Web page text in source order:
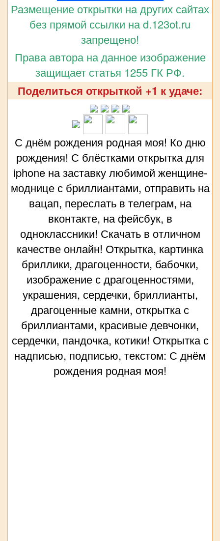
Размещение открытки на других сайтах
без прямой ссылки на d.123ot.ru
запрещено!
Права автора на данное изображение
защищает статья 1255 ГК РФ.
Поделиться открыткой +1 к удаче:
С днём рождения родная моя! Ко дню
рождения! С блёстками открытка для
iphone на заставку любимой женщине-
моднице с бриллиантами, отправить на
вацап, переслать в телеграм, на
вконтакте, на фейсбук, в
одноклассники! Скачать в отличном
качестве онлайн! Открытка, картинка
бриллики, драгоценности, бабочки,
изображение с драгоценностями,
украшения, сердечки, бриллианты,
драгоценные камни, открытка с
бриллиантами, красивые девчонки,
сердечки, пандочка, котики! Открытка с
надписью, подписью, текстом: С днём
рождения родная моя!